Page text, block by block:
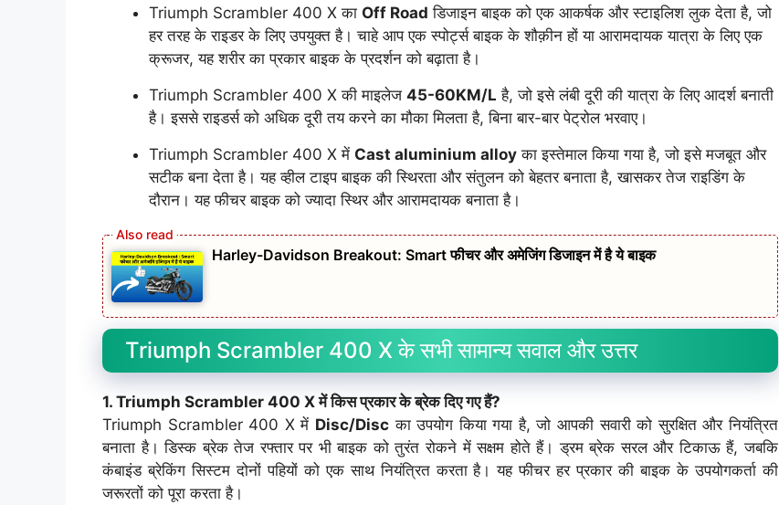
Triumph Scrambler 400 X का Off Road डिजाइन बाइक को एक आकर्षक और स्टाइलिश लुक देता है, जो
हर तरह के राइडर के लिए उपयुक्त है। चाहे आप एक स्पोर्ट्स बाइक के शौक़ीन हों या आरामदायक यात्रा के लिए एक
क्रूजर, यह शरीर का प्रकार बाइक के प्रदर्शन को बढ़ाता है।
Triumph Scrambler 400 X की माइलेज 45-60KM/L है, जो इसे लंबी दूरी की यात्रा के लिए आदर्श बनाती
है। इससे राइडर्स को अधिक दूरी तय करने का मौका मिलता है, बिना बार-बार पेट्रोल भरवाए।
Triumph Scrambler 400 X में Cast aluminium alloy का इस्तेमाल किया गया है, जो इसे मजबूत और
सटीक बना देता है। यह व्हील टाइप बाइक की स्थिरता और संतुलन को बेहतर बनाता है, खासकर तेज राइडिंग के
दौरान। यह फीचर बाइक को ज्यादा स्थिर और आरामदायक बनाता है।
Harley-Davidson Breakout: Smart फीचर और अमेजिंग डिजाइन में है ये बाइक
Triumph Scrambler 400 X के सभी सामान्य सवाल और उत्तर
1. Triumph Scrambler 400 X में किस प्रकार के ब्रेक दिए गए हैं?
Triumph Scrambler 400 X में Disc/Discका उपयोग किया गया है, जो आपकी सवारी को सुरक्षित और नियंत्रित
बनाता है। डिस्क ब्रेक तेज रफ्तार पर भी बाइक को तुरंत रोकने में सक्षम होते हैं। ड्रम ब्रेक सरल और टिकाऊ हैं, जबकि
कंबाइंड ब्रेकिंग सिस्टम दोनों पहियों को एक साथ नियंत्रित करता है। यह फीचर हर प्रकार की बाइक के उपयोगकर्ता की
जरूरतों को पूरा करता है।